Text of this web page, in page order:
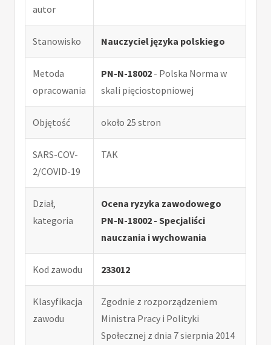
autor
Stanowisko Nauczyciel języka polskiego
Metoda
opracowania
PN-N-18002 - Polska Norma w
skali pięciostopniowej
Objętość około 25 stron
SARS-COV-
2/COVID-19
TAK
Dział,
kategoria
Ocena ryzyka zawodowego
PN-N-18002 - Specjaliści
nauczania i wychowania
Kod zawodu 233012
Klasyfikacja
zawodu
Zgodnie z rozporządzeniem
Ministra Pracy i Polityki
Społecznej z dnia 7 sierpnia 2014